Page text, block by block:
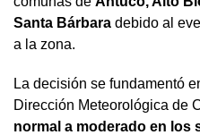
Santa Bárbara debido al
a la zona.
La decisión se fundamentó
Dirección Meteorológica de
normal a moderado en los